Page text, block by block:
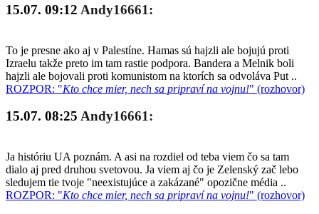
15.07. 09:12 Andy16661:
To je presne ako aj v Palestíne. Hamas sú hajzli ale bojujú proti
Izraelu takže preto im tam rastie podpora. Bandera a Melnik boli
hajzli ale bojovali proti komunistom na ktorích sa odvoláva Put ..
ROZPOR: "Kto chce mier, nech sa pripraví na vojnu!" (rozhovor)
15.07. 08:25 Andy16661:
Ja históriu UA poznám. A asi na rozdiel od teba viem čo sa tam
dialo aj pred druhou svetovou. Ja viem aj čo je Zelenský zač lebo
sledujem tie tvoje "neexistujúce a zakázané" opozične média ..
ROZPOR: "Kto chce mier, nech sa pripraví na vojnu!" (rozhovor)